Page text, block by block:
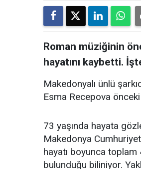
Roman müziğinin
hayatını kaybetti.
Makedonyalı ünlü
Esma Recepova
73 yaşında hayata
Makedonya
hayatı boyunca toplam
bulunduğu biliniyor.